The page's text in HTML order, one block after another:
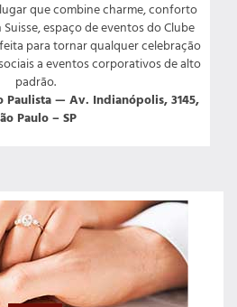
que combine charme, conforto
espaço de eventos do Clube
para tornar qualquer celebração
a eventos corporativos de alto
padrão.
Paulista — Av. Indianópolis, 3145,
Paulo – SP